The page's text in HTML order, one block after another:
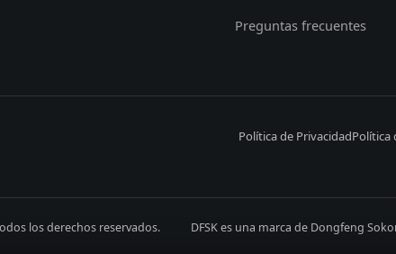
Preguntas frecuentes
Política de PrivacidadPolítica
los derechos reservados. DFSK es una marca de Dongfeng